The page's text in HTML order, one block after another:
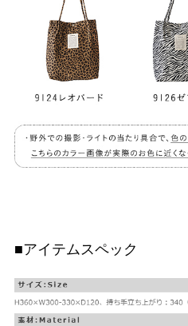
■アイテムスペック